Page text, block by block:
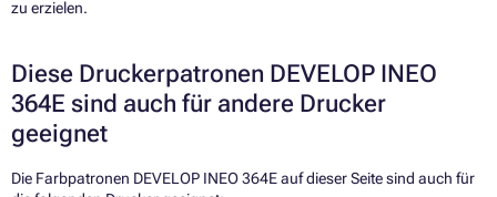
zu erzielen.
Diese Druckerpatronen DEVELOP INEO
364E sind auch für andere Drucker
geeignet
Die Farbpatronen DEVELOP INEO 364E auf dieser Seite sind auch für